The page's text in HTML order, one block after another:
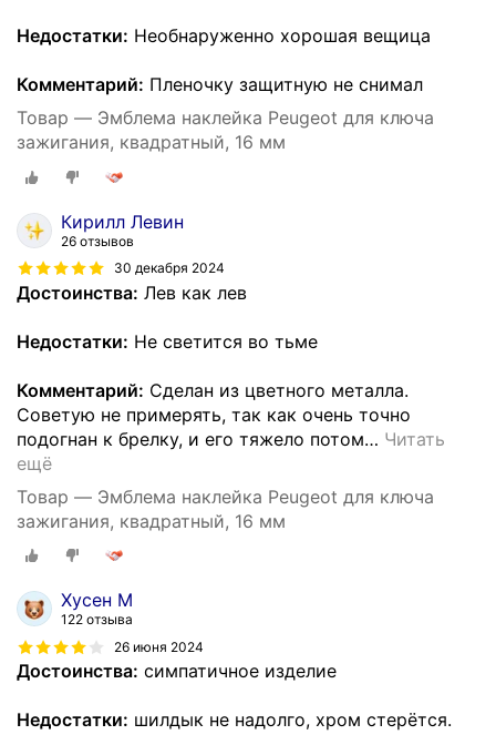
Недостатки: Необнаруженно хорошая вещица
Комментарий: Пленочку защитную не снимал
Товар — Эмблема наклейка Peugeot для ключа
зажигания, квадратный, 16 мм
Кирилл Левин
26 отзывов
30 декабря 2024
Достоинства: Лев как лев
Недостатки: Не светится во тьме
Комментарий: Сделан из цветного металла.
Советую не примерять, так как очень точно
подогнан к брелку, и его тяжело потом… Читать
ещё
Товар — Эмблема наклейка Peugeot для ключа
зажигания, квадратный, 16 мм
Хусен М
122 отзыва
26 июня 2024
Достоинства: симпатичное изделие
Недостатки: шилдык не надолго, хром стерётся.